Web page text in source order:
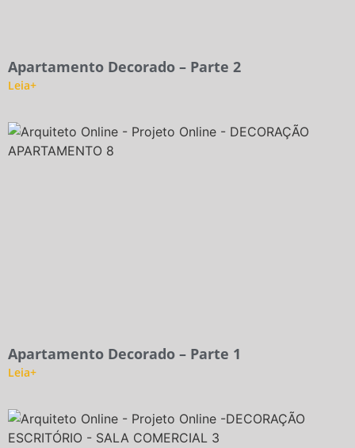
Apartamento Decorado – Parte 2
Leia+
Apartamento Decorado – Parte 1
Leia+